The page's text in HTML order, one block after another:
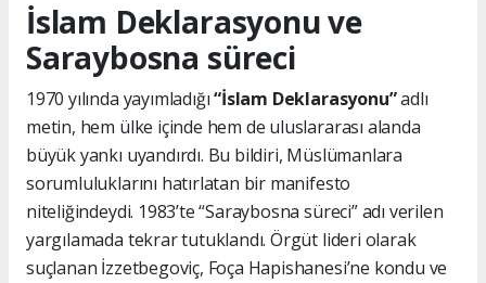
İslam Deklarasyonu ve
Saraybosna süreci
1970 yılında yayımladığı“İslam Deklarasyonu”adlı
metin, hem ülke içinde hem de uluslararası alanda
büyük yankı uyandırdı. Bu bildiri, Müslümanlara
sorumluluklarını hatırlatan bir manifesto
niteliğindeydi. 1983’te “Saraybosna süreci” adı verilen
yargılamada tekrar tutuklandı. Örgüt lideri olarak
suçlanan İzzetbegoviç, Foça Hapishanesi’ne kondu ve